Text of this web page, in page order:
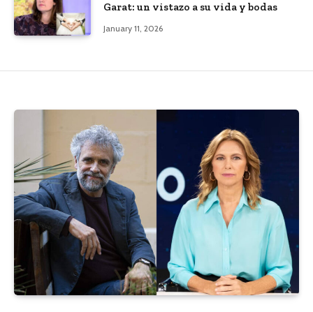
Garat: un vistazo a su vida y bodas
January 11, 2026